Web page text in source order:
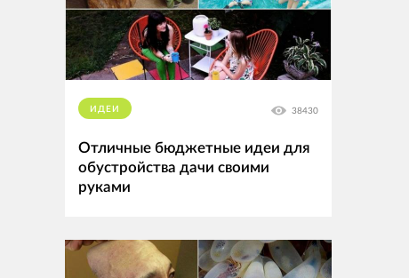
ИДЕИ 38430
Отличные бюджетные идеи для
обустройства дачи своими
руками